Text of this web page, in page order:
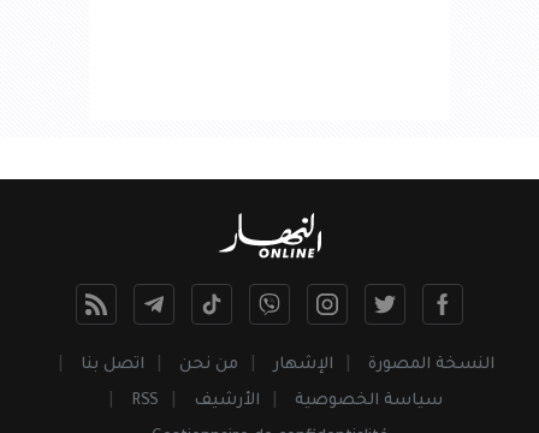
النسخة المصورة الإشهار من نحن
اتصل بنا
سياسة الخصوصية
الأرشيف
RSS